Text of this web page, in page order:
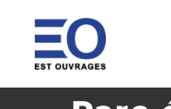
contenu